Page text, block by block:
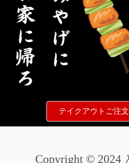
テイクアウトご注
Copyright © 2024